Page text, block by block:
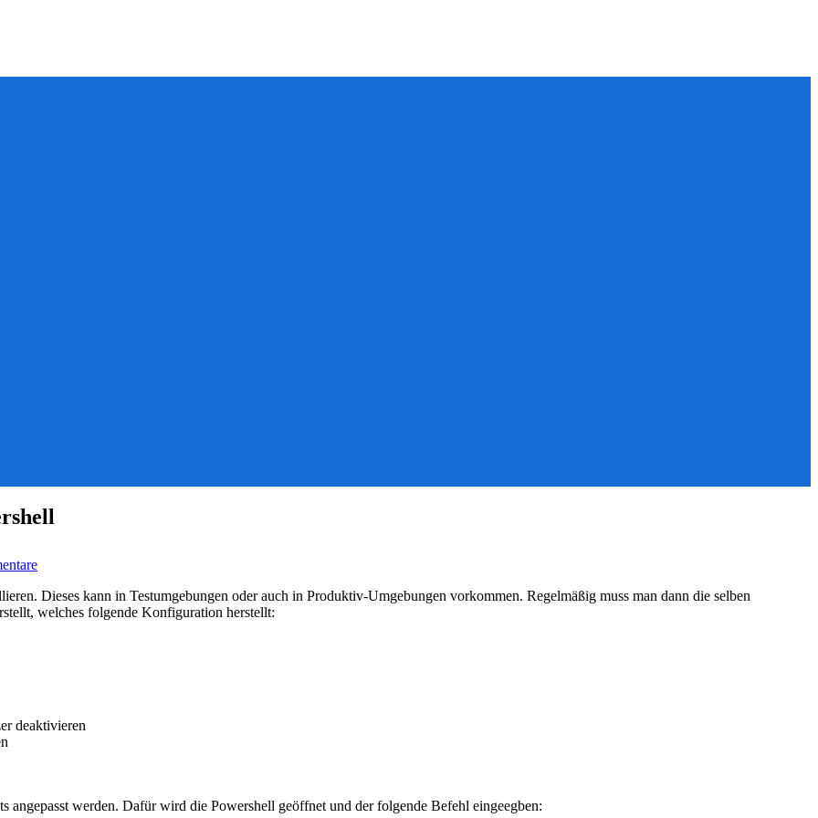
Skript:
Server-
Erstkonfiguration
per
Dieses kann in Testumgebungen oder auch in Produktiv-Umgebungen vorkommen. Regelmäßig muss man dann die selben
welches folgende Konfiguration herstellt:
deaktivieren
angepasst werden. Dafür wird die Powershell geöffnet und der folgende Befehl eingeegben: